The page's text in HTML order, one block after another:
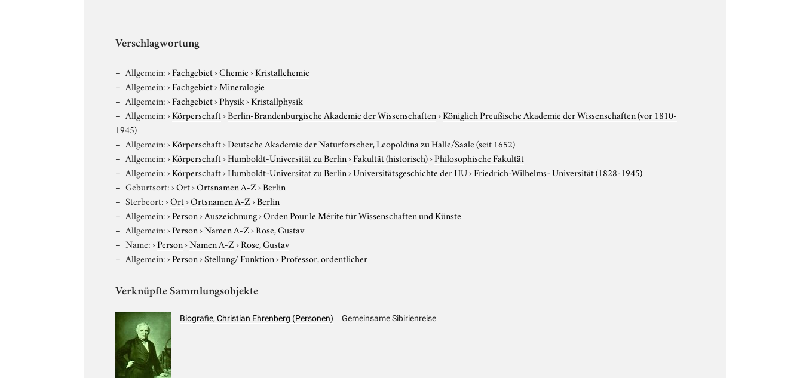
Verschlagwortung
Allgemein:›Fachgebiet›Chemie›Kristallchemie
Allgemein:›Fachgebiet›Mineralogie
Allgemein:›Fachgebiet›Physik›Kristallphysik
Allgemein:›Körperschaft›Berlin-Brandenburgische Akademie der Wissenschaften›Königlich Preußische Akademie der Wissenschaften (vor 1810-
1945)
Allgemein:›Körperschaft›Deutsche Akademie der Naturforscher, Leopoldina zu Halle/Saale (seit 1652)
Allgemein:›Körperschaft›Humboldt-Universität zu Berlin›Fakultät (historisch)›Philosophische Fakultät
Allgemein:›Körperschaft›Humboldt-Universität zu Berlin›Universitätsgeschichte der HU›Friedrich-Wilhelms- Universität (1828-1945)
Geburtsort:›Ort›Ortsnamen A-Z›Berlin
Sterbeort:›Ort›Ortsnamen A-Z›Berlin
Allgemein:›Person›Auszeichnung›Orden Pour le Mérite für Wissenschaften und Künste
Allgemein:›Person›Namen A-Z›Rose, Gustav
Name:›Person›Namen A-Z›Rose, Gustav
Allgemein:›Person›Stellung/ Funktion›Professor, ordentlicher
Verknüpfte Sammlungsobjekte
Biografie, Christian Ehrenberg (Personen) Gemeinsame Sibirienreise